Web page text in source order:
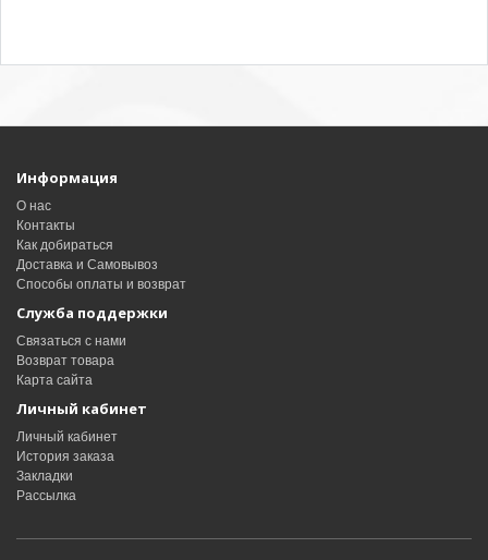
Информация
О нас
Контакты
Как добираться
Доставка и Самовывоз
Способы оплаты и возврат
Служба поддержки
Связаться с нами
Возврат товара
Карта сайта
Личный кабинет
Личный кабинет
История заказа
Закладки
Рассылка